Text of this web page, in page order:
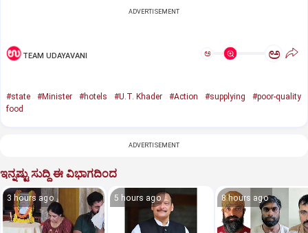
ADVERTISEMENT
TEAM UDAYAVANI ಅ ಅ
#state #Minister #hotels #U.T. Khader #Action #supplying
#poor-quality
food
ADVERTISEMENT
ಇನ್ನಷ್ಟು ಸುದ್ದಿ ಈ ವಿಭಾಗದಿಂದ
3 hours ago 5 hours ago 8 hours ago